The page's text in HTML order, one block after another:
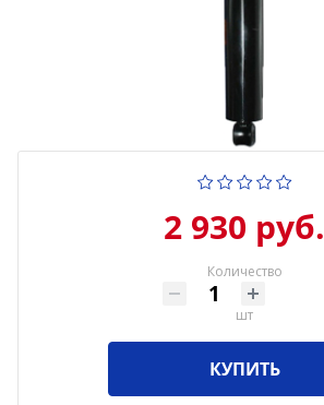
2 930 руб.
Количество
шт
КУПИТЬ